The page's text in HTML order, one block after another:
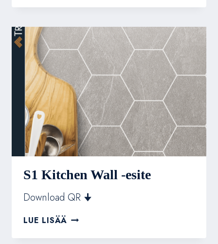
–
S1 Kitchen Wall -esite
Download QR 🠋
LUE LISÄÄ S1
WALL